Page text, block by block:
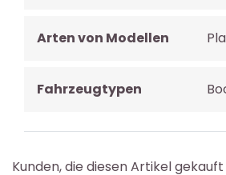
Arten von Modellen
Fahrzeugtypen
Kunden, die diesen Artikel